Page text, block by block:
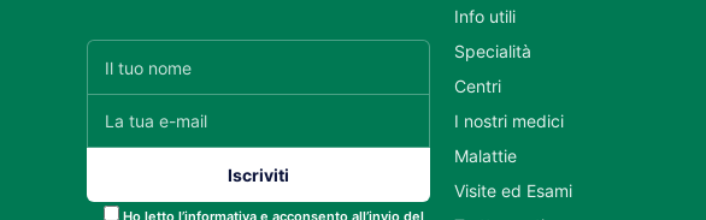
Ho letto l’informativa e acconsento all’invio del
Info utili
Specialità
Centri
I nostri medici
Malattie
Visite ed Esami